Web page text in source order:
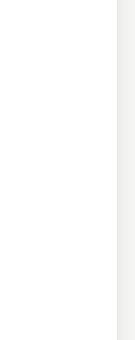
همه‌ی ما دوست
کارایی و
وایت وستینگ
پسند هستند چون
هاوس از دو
یونیت خارجی
درست شده است
کند. و یونیت
بسیار ظریف و
تواند با هر
محصولات
اسپلیت مشاهده